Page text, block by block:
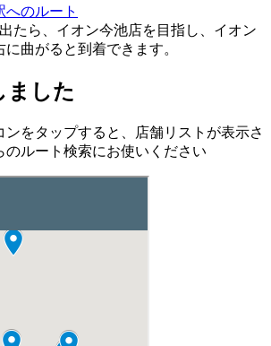
へのルート
たら、イオン今池店を目指し、イオン
曲がると到着できます。
ました
ンをタップすると、店舗リストが表示さ
のルート検索にお使いください